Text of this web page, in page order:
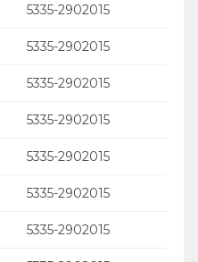
5335-2902015
5335-2902015
5335-2902015
5335-2902015
5335-2902015
5335-2902015
5335-2902015